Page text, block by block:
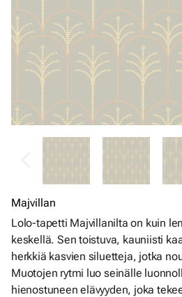
Majvillan
Lolo-tapetti Majvillanilta on kuin
keskellä. Sen toistuva, kauniisti
herkkiä kasvien siluetteja, jotka
Muotojen rytmi luo seinälle
hienostuneen elävyyden, joka